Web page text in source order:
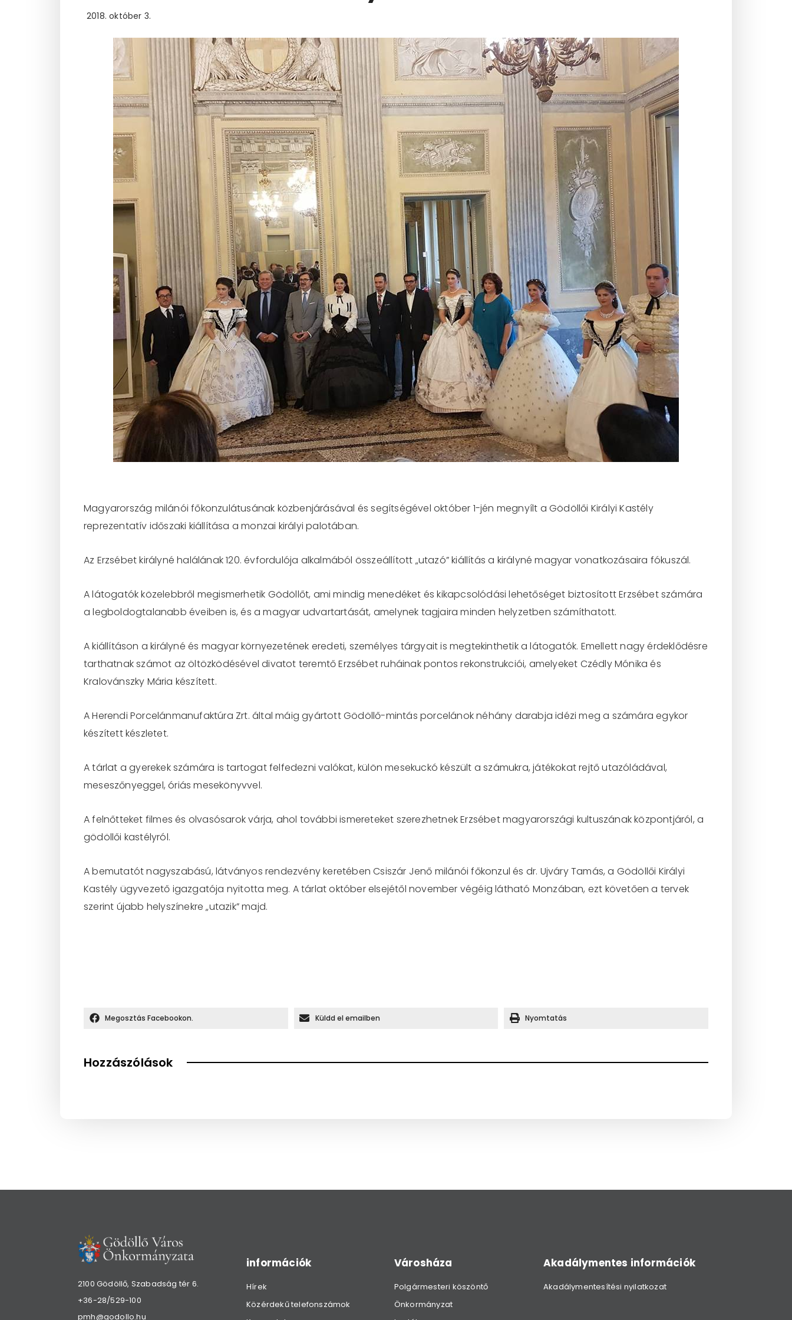
2018. október 3.
Magyarország milánói főkonzulátusának közbenjárásával és segítségével október 1-jén megnyílt a Gödöllői Királyi Kastély
reprezentatív időszaki kiállítása a monzai királyi palotában.
Az Erzsébet királyné halálának 120. évfordulója alkalmából összeállított „utazó” kiállítás a királyné magyar vonatkozásaira fókuszál.
A látogatók közelebbről megismerhetik Gödöllőt, ami mindig menedéket és kikapcsolódási lehetőséget biztosított Erzsébet számára
a legboldogtalanabb éveiben is, és a magyar udvartartását, amelynek tagjaira minden helyzetben számíthatott.
A kiállításon a királyné és magyar környezetének eredeti, személyes tárgyait is megtekinthetik a látogatók. Emellett nagy érdeklődésre
tarthatnak számot az öltözködésével divatot teremtő Erzsébet ruháinak pontos rekonstrukciói, amelyeket Czédly Mónika és
Kralovánszky Mária készített.
A Herendi Porcelánmanufaktúra Zrt. által máig gyártott Gödöllő-mintás porcelánok néhány darabja idézi meg a számára egykor
készített készletet.
A tárlat a gyerekek számára is tartogat felfedezni valókat, külön mesekuckó készült a számukra, játékokat rejtő utazóládával,
meseszőnyeggel, óriás mesekönyvvel.
A felnőtteket filmes és olvasósarok várja, ahol további ismereteket szerezhetnek Erzsébet magyarországi kultuszának központjáról, a
gödöllői kastélyról.
A bemutatót nagyszabású, látványos rendezvény keretében Csiszár Jenő milánói főkonzul és dr. Ujváry Tamás, a Gödöllői Királyi
Kastély ügyvezető igazgatója nyitotta meg. A tárlat október elsejétől november végéig látható Monzában, ezt követően a tervek
szerint újabb helyszínekre „utazik” majd.
Megosztás Facebookon. Küldd el emailben Nyomtatás
Hozzászólások
2100 Gödöllő, Szabadság tér 6.
+36-28/529-100
pmh@godollo.hu
információk
Hírek
Közérdekű telefonszámok
Városháza
Polgármesteri köszöntő
Önkormányzat
Akadálymentes információk
Akadálymentesítési nyilatkozat